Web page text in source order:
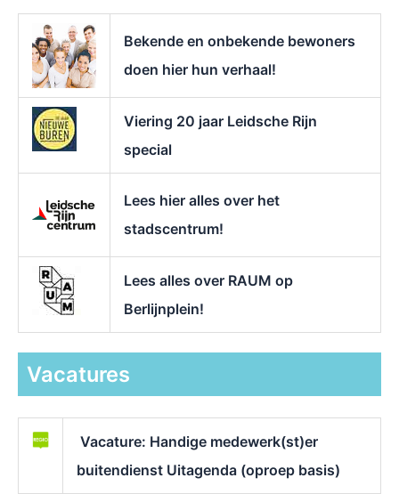
Bekende en onbekende bewoners
doen hier hun verhaal!
Viering 20 jaar Leidsche Rijn
special
Lees hier alles over het
stadscentrum!
Lees alles over RAUM op
Berlijnplein!
Vacatures
Vacature: Handige medewerk(st)er
buitendienst Uitagenda (oproep basis)